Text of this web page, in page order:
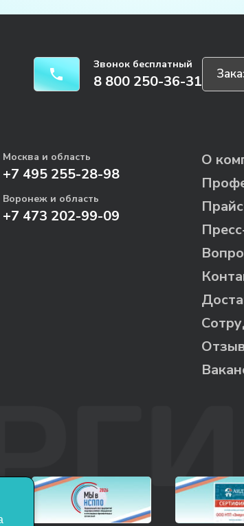
Звонок бесплатный
8 800 250-36-31
Москва и область
+7 495 255-28-98
Воронеж и область
+7 473 202-99-09
О